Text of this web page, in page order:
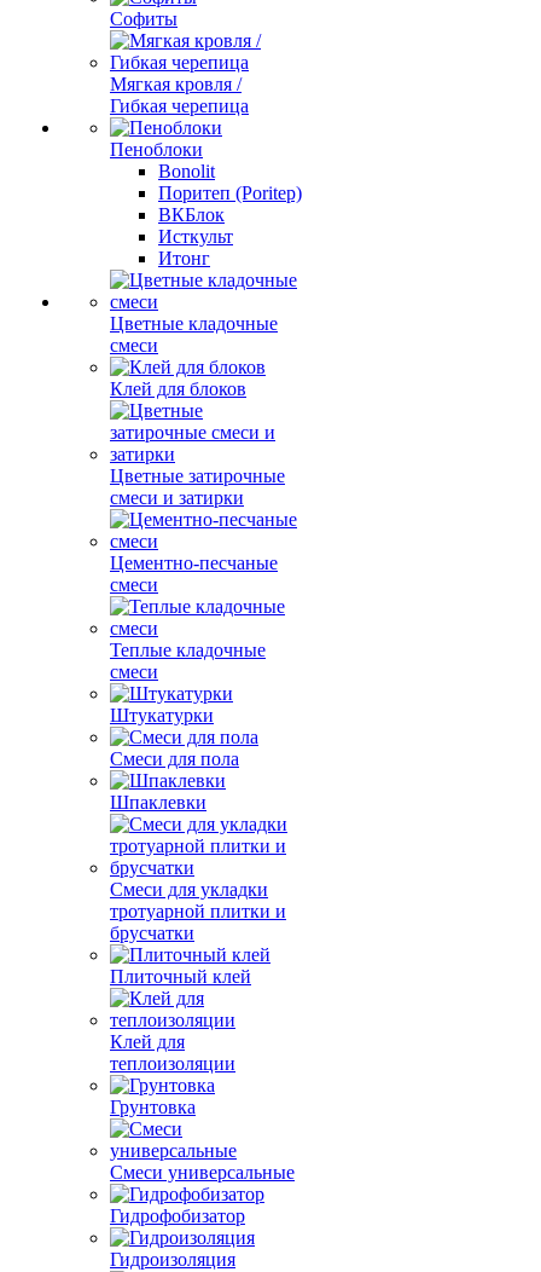
Софиты
Мягкая кровля /
Гибкая черепица
Пеноблоки
Bonolit
Поритеп (Poritep)
ВКБлок
Исткульт
Итонг
Цветные кладочные
смеси
Клей для блоков
Цветные затирочные
смеси и затирки
Цементно-песчаные
смеси
Теплые кладочные
смеси
Штукатурки
Смеси для пола
Шпаклевки
Смеси для укладки
тротуарной плитки и
брусчатки
Плиточный клей
Клей для
теплоизоляции
Грунтовка
Смеси универсальные
Гидрофобизатор
Гидроизоляция